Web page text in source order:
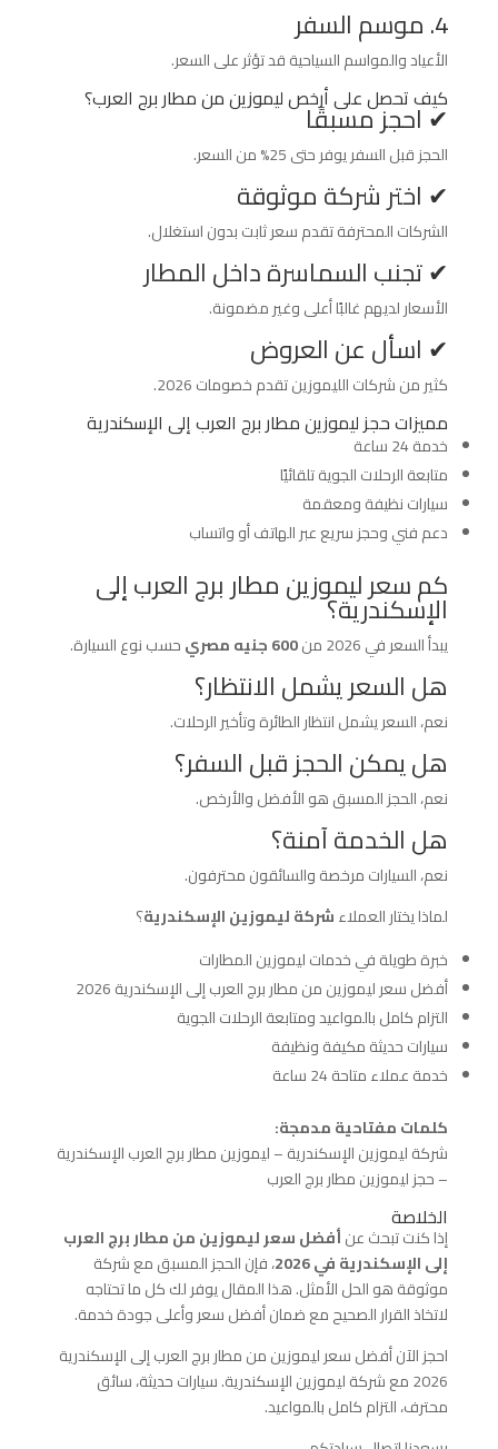
4. موسم السفر
الأعياد والمواسم السياحية قد تؤثر على السعر.
كيف تحصل على أرخص ليموزين من مطار برج العرب؟
✔ احجز مسبقًا
الحجز قبل السفر يوفر حتى 25% من السعر.
✔ اختر شركة موثوقة
الشركات المحترفة تقدم سعر ثابت بدون استغلال.
✔ تجنب السماسرة داخل المطار
الأسعار لديهم غالبًا أعلى وغير مضمونة.
✔ اسأل عن العروض
كثير من شركات الليموزين تقدم خصومات 2026.
مميزات حجز ليموزين مطار برج العرب إلى الإسكندرية
خدمة 24 ساعة
متابعة الرحلات الجوية تلقائيًا
سيارات نظيفة ومعقمة
دعم فني وحجز سريع عبر الهاتف أو واتساب
كم سعر ليموزين مطار برج العرب إلى
الإسكندرية؟
يبدأ السعر في 2026 من 600 جنيه مصري حسب نوع السيارة.
هل السعر يشمل الانتظار؟
نعم، السعر يشمل انتظار الطائرة وتأخير الرحلات.
هل يمكن الحجز قبل السفر؟
نعم، الحجز المسبق هو الأفضل والأرخص.
هل الخدمة آمنة؟
نعم، السيارات مرخصة والسائقون محترفون.
لماذا يختار العملاءشركة ليموزين الإسكندرية؟
خبرة طويلة في خدمات ليموزين المطارات
أفضل سعر ليموزين من مطار برج العرب إلى الإسكندرية 2026
التزام كامل بالمواعيد ومتابعة الرحلات الجوية
سيارات حديثة مكيفة ونظيفة
خدمة عملاء متاحة 24 ساعة
كلمات مفتاحية مدمجة:
شركة ليموزين الإسكندرية – ليموزين مطار برج العرب الإسكندرية
– حجز ليموزين مطار برج العرب
الخلاصة
إذا كنت تبحث عنأفضل سعر ليموزين من مطار برج العرب
إلى الإسكندرية في 2026
، فإن الحجز المسبق مع شركة
موثوقة هو الحل الأمثل. هذا المقال يوفر لك كل ما تحتاجه
لاتخاذ القرار الصحيح مع ضمان أفضل سعر وأعلى جودة خدمة.
احجز الآن أفضل سعر ليموزين من مطار برج العرب إلى الإسكندرية
2026 مع شركة ليموزين الإسكندرية. سيارات حديثة، سائق
محترف، التزام كامل بالمواعيد.